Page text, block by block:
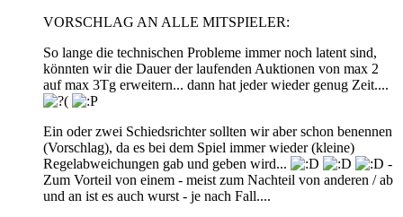
VORSCHLAG AN ALLE MITSPIELER:
So lange die technischen Probleme immer noch latent sind,
könnten wir die Dauer der laufenden Auktionen von max 2
auf max 3Tg erweitern... dann hat jeder wieder genug Zeit....
Ein oder zwei Schiedsrichter sollten wir aber schon benennen
(Vorschlag), da es bei dem Spiel immer wieder (kleine)
Regelabweichungen gab und geben wird...
-
Zum Vorteil von einem - meist zum Nachteil von anderen / ab
und an ist es auch wurst - je nach Fall....